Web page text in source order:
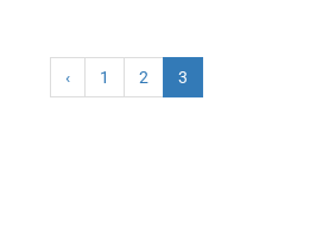
‹ 1 2 3